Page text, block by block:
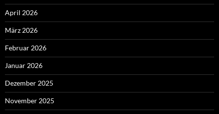
April 2026
März 2026
Februar 2026
Januar 2026
Dezember 2025
November 2025